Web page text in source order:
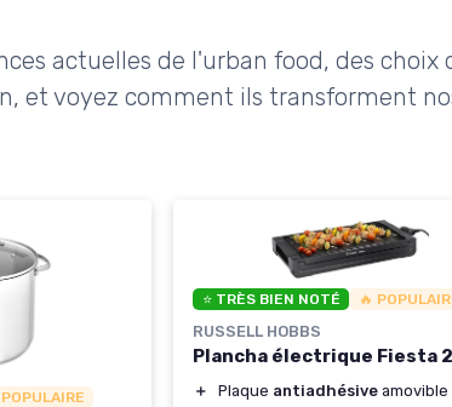
actuelles de l'urban food, des
et voyez comment ils transforment
POPULAIRE
⭐ TRÈS BIEN NOTÉ 🔥
RUSSELL HOBBS
Plancha électrique Fiesta
＋ Plaque antiadhésive amovible